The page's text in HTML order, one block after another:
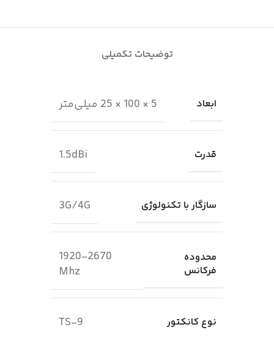
توضیحات تکمیلی
ابعاد 5 × 100 × 25 میلی‌متر
قدرت 1.5dBi
سازگار با تکنولوژی 3G/4G
محدوده
فرکانس
1920-2670
Mhz
نوع کانکتور TS-9